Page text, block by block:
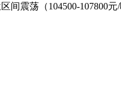
间震荡（104500-